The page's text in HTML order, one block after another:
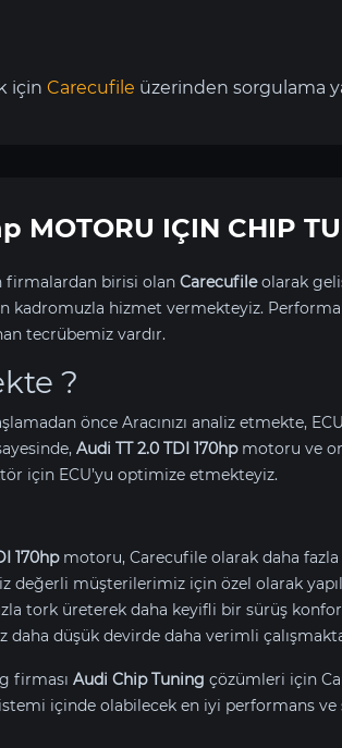
için Carecufile üzerinden sorgulama
MOTORU IÇIN CHIP
firmalardan birisi olan Carecufileolarak
kadromuzla hizmet vermekteyiz.
tecrübemiz vardır.
?
önce Aracınızı analiz etmekte,
Audi TT 2.0 TDI 170hpmotoru ve
için ECU’yu optimize etmekteyiz.
170hpmotoru, Carecufile olarak daha
değerli müşterilerimiz için özel olarak
tork üreterek daha keyifli bir sürüş
düşük devirde daha verimli
firması Audi Chip Tuning çözümleri için
içinde olabilecek en iyi performans ve